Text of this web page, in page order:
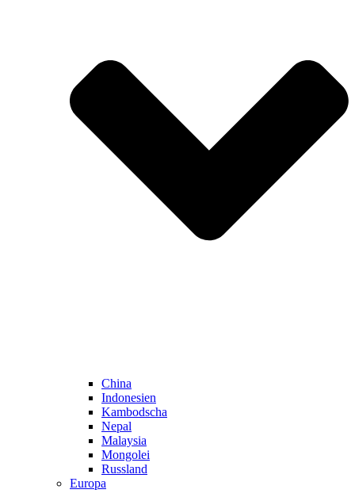
China
Indonesien
Kambodscha
Nepal
Malaysia
Mongolei
Russland
Europa